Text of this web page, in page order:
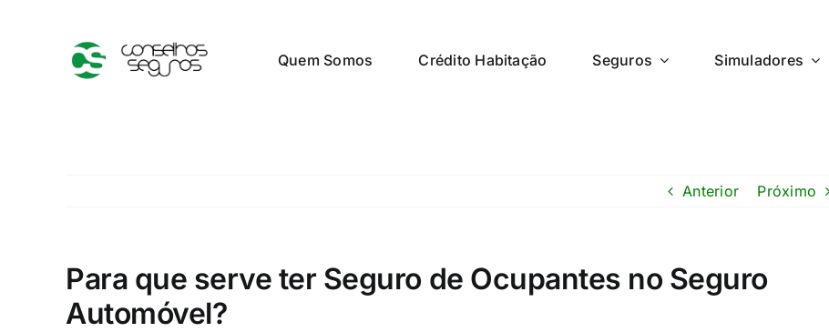
Quem Somos Crédito Habitação Seguros Simuladores
Anterior Próximo
Para que serve ter Seguro de Ocupantes no Seguro
Automóvel?